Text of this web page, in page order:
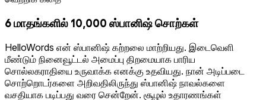
6 மாதங்களில் 10,000 ஸ்பானிஷ் சொற்கள்
HelloWords என் ஸ்பானிஷ் கற்றலை மாற்றியது. இடைவெளி
மீண்டும் நினைவூட்டல் அமைப்பு திறமையாக பாரிய
சொல்லகராதியை உருவாக்க எனக்கு உதவியது. நான் அடிப்படை
சொற்றொடர்களை அறிவதிலிருந்து ஸ்பானிஷ் நாவல்களை
வசதியாக படிப்பது வரை சென்றேன். சூழல் உதாரணங்கள்